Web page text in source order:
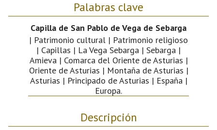
Palabras clave
Capilla de San Pablo de Vega de Sebarga
| Patrimonio cultural | Patrimonio religioso
| Capillas | La Vega Sebarga | Sebarga |
Amieva | Comarca del Oriente de Asturias |
Oriente de Asturias | Montaña de Asturias |
Asturias | Principado de Asturias | España |
Europa.
Descripción